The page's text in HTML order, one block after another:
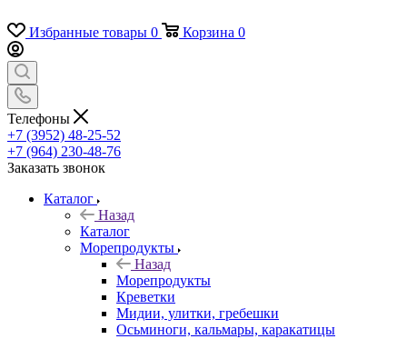
Избранные товары 0 Корзина 0
Телефоны
+7 (3952) 48-25-52
+7 (964) 230-48-76
Заказать звонок
Каталог
Назад
Каталог
Морепродукты
Назад
Морепродукты
Креветки
Мидии, улитки, гребешки
Осьминоги, кальмары, каракатицы